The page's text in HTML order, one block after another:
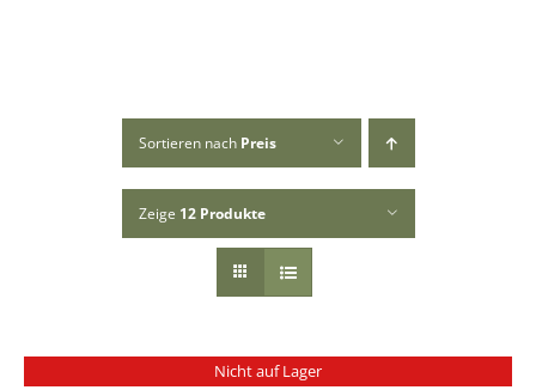
Sortieren nach Preis
Zeige 12 Produkte
Nicht auf Lager